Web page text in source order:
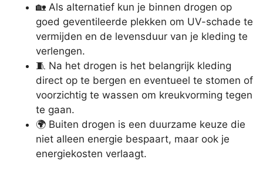
🏡 Als alternatief kun je binnen drogen op
goed geventileerde plekken om UV-schade te
vermijden en de levensduur van je kleding te
verlengen.
🧵 Na het drogen is het belangrijk kleding
direct op te bergen en eventueel te stomen of
voorzichtig te wassen om kreukvorming tegen
te gaan.
🌍 Buiten drogen is een duurzame keuze die
niet alleen energie bespaart, maar ook je
energiekosten verlaagt.